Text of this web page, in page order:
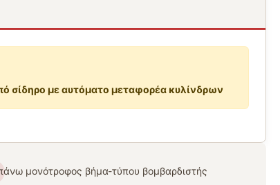
σίδηρο με αυτόματο μεταφορέα κυλίνδρων
μονότροφος βήμα-τύπου βομβαρδιστής